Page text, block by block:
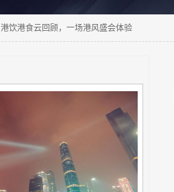
港饮港食云回顾，一场港风盛会体验